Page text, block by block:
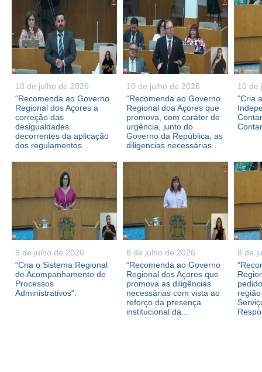
10 de julho de 2026
“Recomenda ao Governo
Regional dos Açores a
correção das
desigualdades
decorrentes da aplicação
dos regulamentos...
10 de julho de 2026
“Recomenda ao Governo
Regional doa Açores que
promova, com caráter de
urgência, junto do
Governo da República, as
diligencias necessárias...
10 de
“Cria
9 de julho de 2026
“Cria o Sistema Regional
de Acompanhamento de
Processos
Administrativos”.
8 de julho de 2026
“Recomenda ao Governo
Regional dos Açores que
promova as diligências
necessárias com vista ao
reforço da presença
institucional da...
8 de